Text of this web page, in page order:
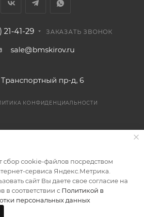
В КОРЗИНУ
21-41-29 ЗАКАЗАТЬ ЗВОНОК
sale@bmskirov.ru
Транспортный пр-д, 6
КОНФИДЕНЦИАЛЬНОСТИ
сбор cookie-файлов посредством
сервиса Яндекс.Метрика.
сайт Вы даете свое согласие на
в соответствии с Политикой в
персональных данных